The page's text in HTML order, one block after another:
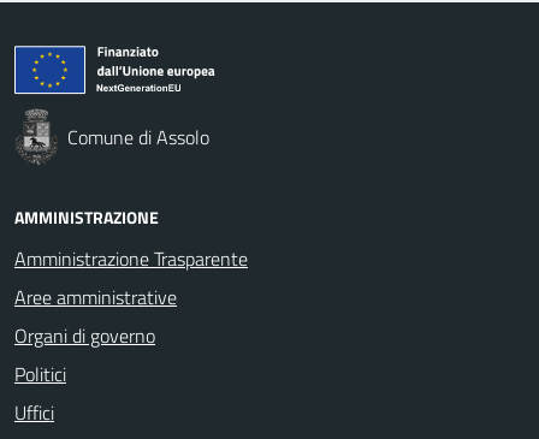
Comune di Assolo
AMMINISTRAZIONE
Amministrazione Trasparente
Aree amministrative
Organi di governo
Politici
Uffici